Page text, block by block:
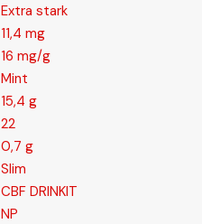
Extra stark
11,4 mg
16 mg/g
Mint
15,4 g
22
0,7 g
Slim
CBF DRINKIT
NP